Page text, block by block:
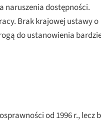
naruszenia dostępności.
Brak krajowej ustawy o
do ustanowienia
od 1996 r., lecz